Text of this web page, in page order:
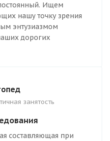
Ищем
нашу точку зрения
энтузиазмом
дорогих
занятость
составляющая при